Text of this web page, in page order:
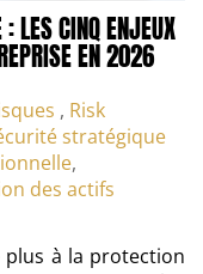
LES CINQ ENJEUX
EN 2026
, Risk
stratégique
,
des actifs
à la protection